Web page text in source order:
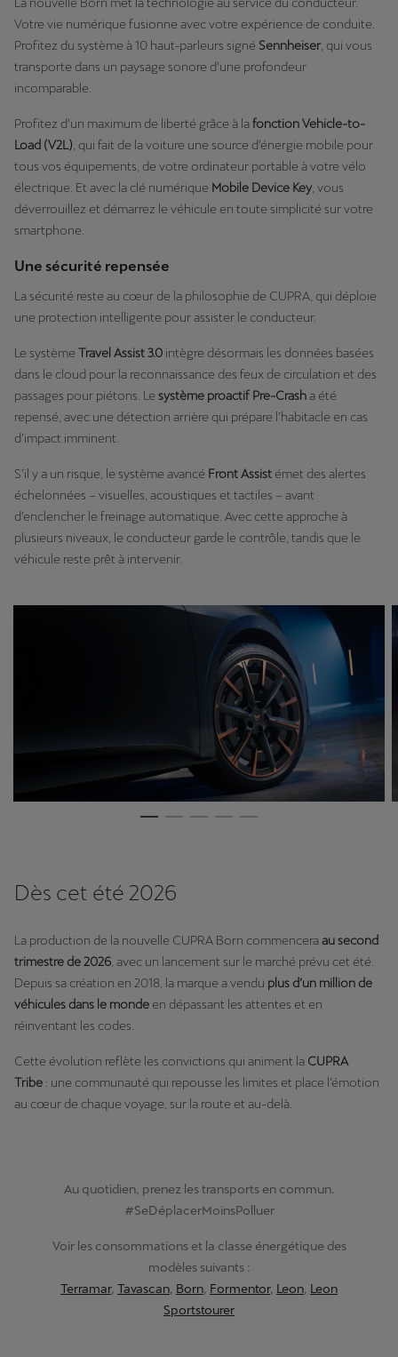
Votre vie numérique fusionne avec votre expérience de conduite.
Profitez du système à 10 haut-parleurs signé Sennheiser , qui vous
transporte dans un paysage sonore d’une profondeur
incomparable.
Profitez d’un maximum de liberté grâce à lafonction Vehicle-to-
Load (V2L) , qui fait de la voiture une source d’énergie mobile pour
tous vos équipements, de votre ordinateur portable à votre vélo
électrique. Et avec la clé numérique Mobile Device Key , vous
déverrouillez et démarrez le véhicule en toute simplicité sur votre
smartphone.
Une sécurité repensée
La sécurité reste au cœur de la philosophie de CUPRA, qui déploie
une protection intelligente pour assister le conducteur.
Le système Travel Assist 3.0 intègre désormais les données basées
dans le cloud pour la reconnaissance des feux de circulation et des
passages pour piétons. Le système proactif Pre-Crasha été
repensé, avec une détection arrière qui prépare l’habitacle en cas
d’impact imminent.
S’il y a un risque, le système avancé Front Assist émet des alertes
échelonnées – visuelles, acoustiques et tactiles – avant
d’enclencher le freinage automatique. Avec cette approche à
plusieurs niveaux, le conducteur garde le contrôle, tandis que le
véhicule reste prêt à intervenir.
Dès cet été 2026
La production de la nouvelle CUPRA Born commenceraau second
trimestre de 2026 , avec un lancement sur le marché prévu cet été.
Depuis sa création en 2018, la marque a vendu plus d’un million de
véhicules dans le monde en dépassant les attentes et en
réinventant les codes.
Cette évolution reflète les convictions qui animent la CUPRA
Tribe : une communauté qui repousse les limites et place l’émotion
au cœur de chaque voyage, sur la route et au-delà.
Au quotidien, prenez les transports en commun.
#SeDéplacerMoinsPolluer
Voir les consommations et la classe énergétique des
modèles suivants :
Terramar, Tavascan Born Formentor, Leon Leon
Sportstourer